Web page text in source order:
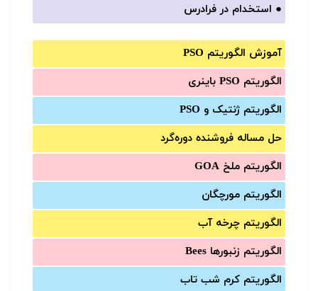
● استخدام در فرادرس
آموزش الگوریتم PSO
الگوریتم PSO باینری
الگوریتم ژنتیک و PSO
حل مساله فروشنده دوره‌گرد
الگوریتم ملخ GOA
الگوریتم مورچگان
الگوریتم چرخه آب
الگوریتم زنبورها Bees
الگوریتم کرم شب تاب